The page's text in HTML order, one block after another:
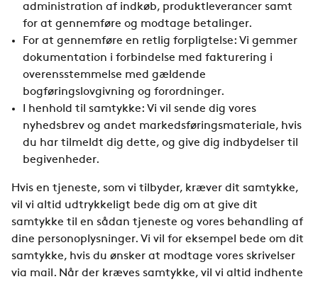
administration af indkøb, produktleverancer samt
for at gennemføre og modtage betalinger.
For at gennemføre en retlig forpligtelse: Vi gemmer
dokumentation i forbindelse med fakturering i
overensstemmelse med gældende
bogføringslovgivning og forordninger.
I henhold til samtykke: Vi vil sende dig vores
nyhedsbrev og andet markedsføringsmateriale, hvis
du har tilmeldt dig dette, og give dig indbydelser til
begivenheder.
Hvis en tjeneste, som vi tilbyder, kræver dit samtykke,
vil vi altid udtrykkeligt bede dig om at give dit
samtykke til en sådan tjeneste og vores behandling af
dine personoplysninger. Vi vil for eksempel bede om dit
samtykke, hvis du ønsker at modtage vores skrivelser
via mail. Når der kræves samtykke, vil vi altid indhente